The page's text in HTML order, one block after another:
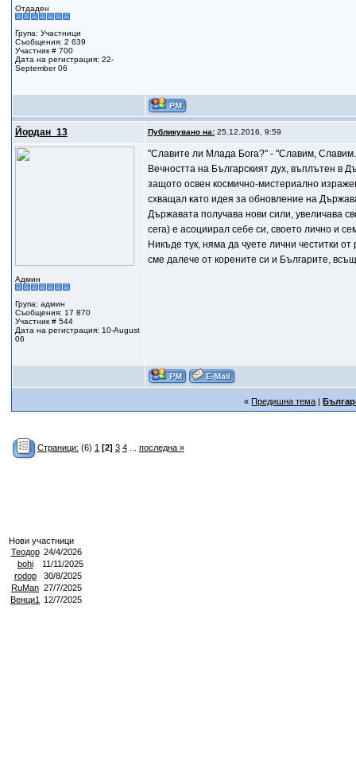
Отдаден
Група: Участници
Съобщения: 2 639
Участник # 700
Дата на регистрация: 22-
September 06
Йордан_13 Публикувано на:25.12.2016, 9:59
Админ
Група: админ
Съобщения: 17 870
Участник # 544
Дата на регистрация: 10-August
06
"Славите ли Млада Бога?" - "Славим,
Вечността на Българският дух, въплътен в
защото освен космично-мистериално
схващал като идея за обновление на
Държавата получава нови сили, увеличава
сега) е асоциирал себе си, своето лично и
Никъде тук, няма да чуете лични честитки
сме далече от корените си и Българите,
«Предишна тема |
Страници: (6) 1 [2] 3 4... последна »
Нови участници
Теодор 24/4/2026
bohi
11/11/2025
rodop
30/8/2025
RuMan 27/7/2025
Венци1
12/7/2025